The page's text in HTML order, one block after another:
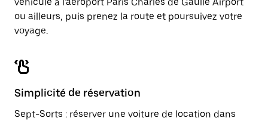
ou ailleurs, puis prenez la route et poursuivez votre
voyage.
Simplicité de réservation
Sept-Sorts : réserver une voiture de location dans